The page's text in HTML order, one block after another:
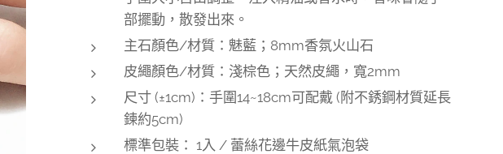
部擺動，散發出來。
主石顏色/材質：魅藍；8mm香氛火山石
皮繩顏色/材質：淺棕色；天然皮繩，寬2mm
尺寸 (±1cm)：手圍14~18cm可配戴 (附不銹鋼材質延長
鍊約5cm)
標準包裝： 1入 / 蕾絲花邊牛皮紙氣泡袋